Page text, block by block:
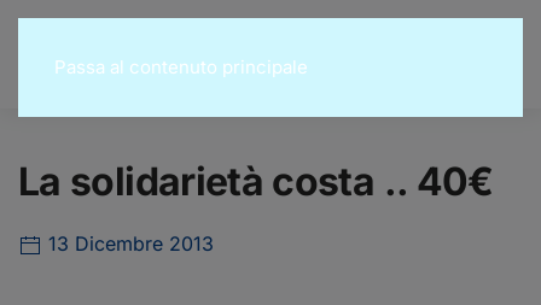
Passa al contenuto principale
La solidarietà costa .. 40€
13 Dicembre 2013